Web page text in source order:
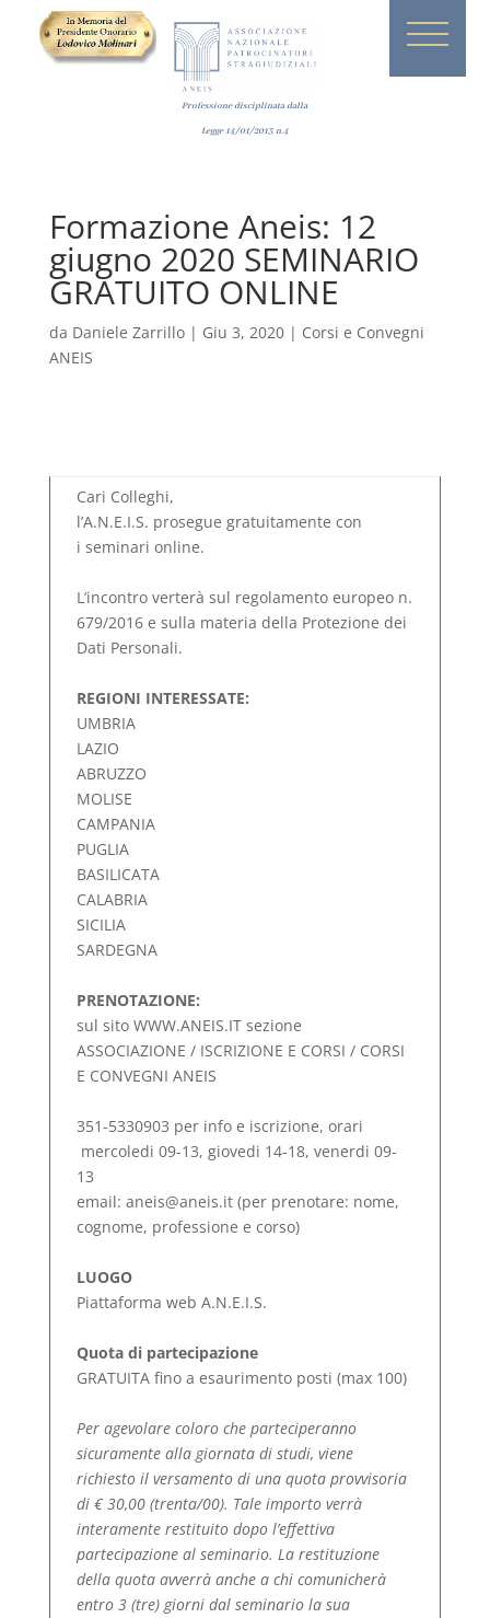
Professione disciplinata dalla
Legge14/01/2013n.4
Formazione Aneis: 12
giugno 2020 SEMINARIO
GRATUITO ONLINE
da Daniele Zarrillo| Giu 3, 2020| Corsi e Convegni
ANEIS
Cari Colleghi,
l’A.N.E.I.S. prosegue gratuitamente con
i seminari online.
L’incontro verterà sul regolamento europeo n.
679/2016 e sulla materia della Protezione dei
Dati Personali.
REGIONI INTERESSATE:
UMBRIA
LAZIO
ABRUZZO
MOLISE
CAMPANIA
PUGLIA
BASILICATA
CALABRIA
SICILIA
SARDEGNA
PRENOTAZIONE:
sul sito WWW.ANEIS.IT sezione
ASSOCIAZIONE / ISCRIZIONE E CORSI / CORSI
E CONVEGNI ANEIS
351-5330903 per info e iscrizione, orari
mercoledi 09-13, giovedi 14-18, venerdi 09-
13
email: aneis@aneis.it (per prenotare: nome,
cognome, professione e corso)
LUOGO
Piattaforma web A.N.E.I.S.
Quota di partecipazione
GRATUITA fino a esaurimento posti (max 100)
Per agevolare coloro che parteciperanno
sicuramente alla giornata di studi, viene
richiesto il versamento di una quota provvisoria
di € 30,00 (trenta/00). Tale importo verrà
interamente restituito dopo l’effettiva
partecipazione al seminario. La restituzione
della quota avverrà anche a chi comunicherà
entro 3 (tre) giorni dal seminario la sua